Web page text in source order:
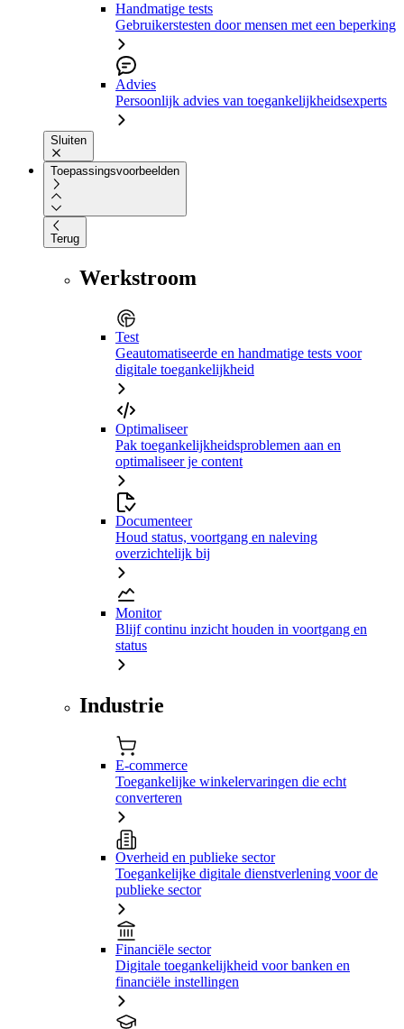
Handmatige tests
Gebruikerstesten door mensen met een beperking
Advies
Persoonlijk advies van toegankelijkheidsexperts
Sluiten
Toepassingsvoorbeelden
Terug
Werkstroom
Test
Geautomatiseerde en handmatige tests voor
digitale toegankelijkheid
Optimaliseer
Pak toegankelijkheidsproblemen aan en
optimaliseer je content
Documenteer
Houd status, voortgang en naleving
overzichtelijk bij
Monitor
Blijf continu inzicht houden in voortgang en
status
Industrie
E-commerce
Toegankelijke winkelervaringen die echt
converteren
Overheid en publieke sector
Toegankelijke digitale dienstverlening voor de
publieke sector
Financiële sector
Digitale toegankelijkheid voor banken en
financiële instellingen